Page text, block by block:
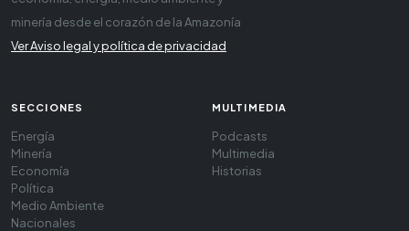
minería desde el corazón de la Amazonía
Ver Aviso legal y política de privacidad
SECCIONES
Energía
Minería
Economía
Política
Medio Ambiente
Nacionales
MULTIMEDIA
Podcasts
Multimedia
Historias